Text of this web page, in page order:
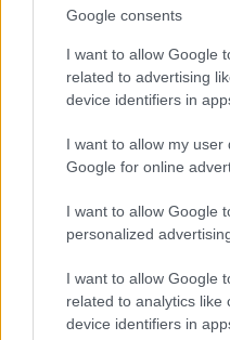
Google consents
I want to allow Google
related to advertising
device identifiers in
I want to allow my user
Google for online
I want to allow Google
personalized
I want to allow Google
related to analytics like
device identifiers in
programot és még
Egészen elképesztő
velem is, akinek –
életében semmi más
képeket nézzek. De egy
másképp nézem az
művészettörténészként
Az ember
különféle kiállításokon,
látogatóknak azt, hogy
a tárgyakhoz, hogyan